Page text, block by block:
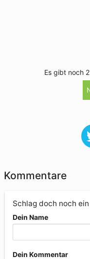
Es gibt noch
Kommentare
Schlag doch noch
Dein Name
Dein Kommentar